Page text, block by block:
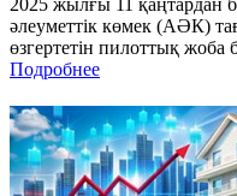
2025 жылғы 11 қаңтардан
әлеуметтік көмек (АӘК)
өзгертетін пилоттық жоба
Подробнее